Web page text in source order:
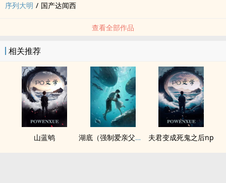
序列大明 / 国产达闻西
查看全部作品
相关推荐
山蓝鸲 湖底（强制爱亲父女） 夫君变成死鬼之后np